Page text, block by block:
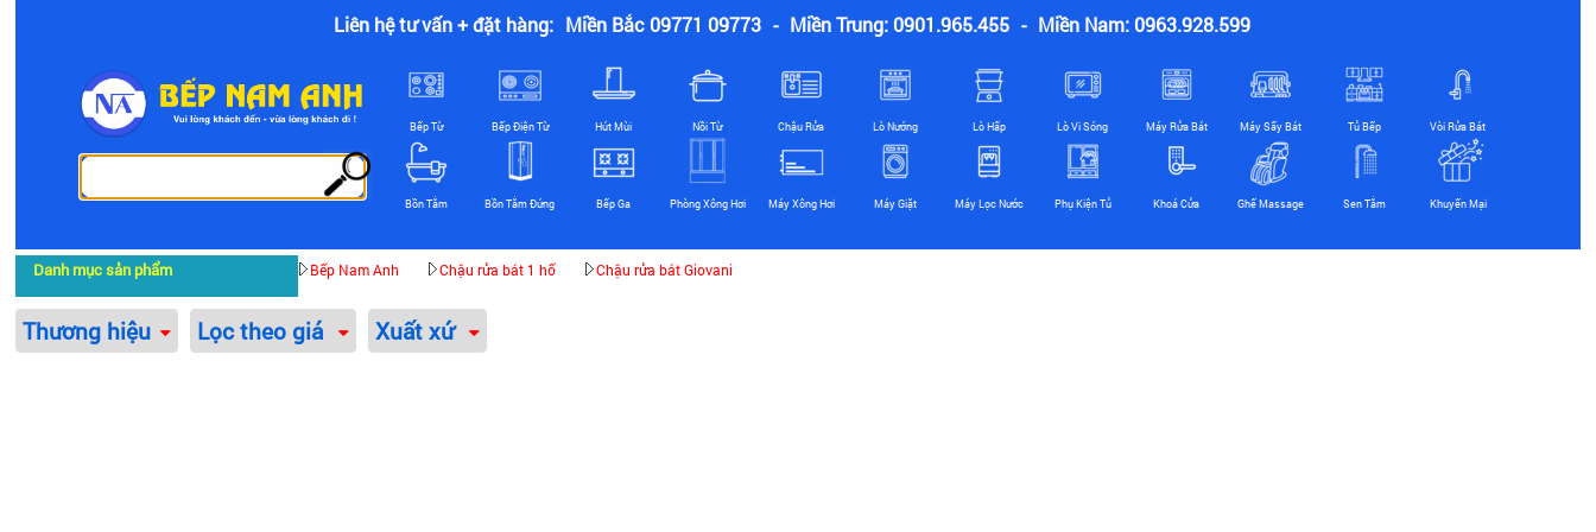
Liên hệ tư vấn + đặt hàng: Miền Bắc 09771 09773 - Miền Trung: 0901.965.455 - Miền Nam: 0963.928.599
Bếp Từ Bếp Điện Từ Hút Mùi Nồi Từ Chậu Rửa Lò Nướng Lò Hấp Lò Vi Sóng Máy Rửa Bát Máy Sấy Bát Tủ Bếp Vòi Rửa Bát
Bồn Tắm Bồn Tắm Đứng Bếp Ga Phòng Xông Hơi Máy Xông Hơi Máy Giặt Máy Lọc Nước Phụ Kiện Tủ Khoá Cửa Ghế Massage Sen Tắm Khuyến Mại
Danh mục sản phẩm Bếp Nam Anh Chậu rửa bát 1 hố Chậu rửa bát Giovani
Thương hiệu Lọc theo giá Xuất xứ